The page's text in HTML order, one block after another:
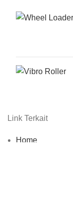
Link Terkait
Home